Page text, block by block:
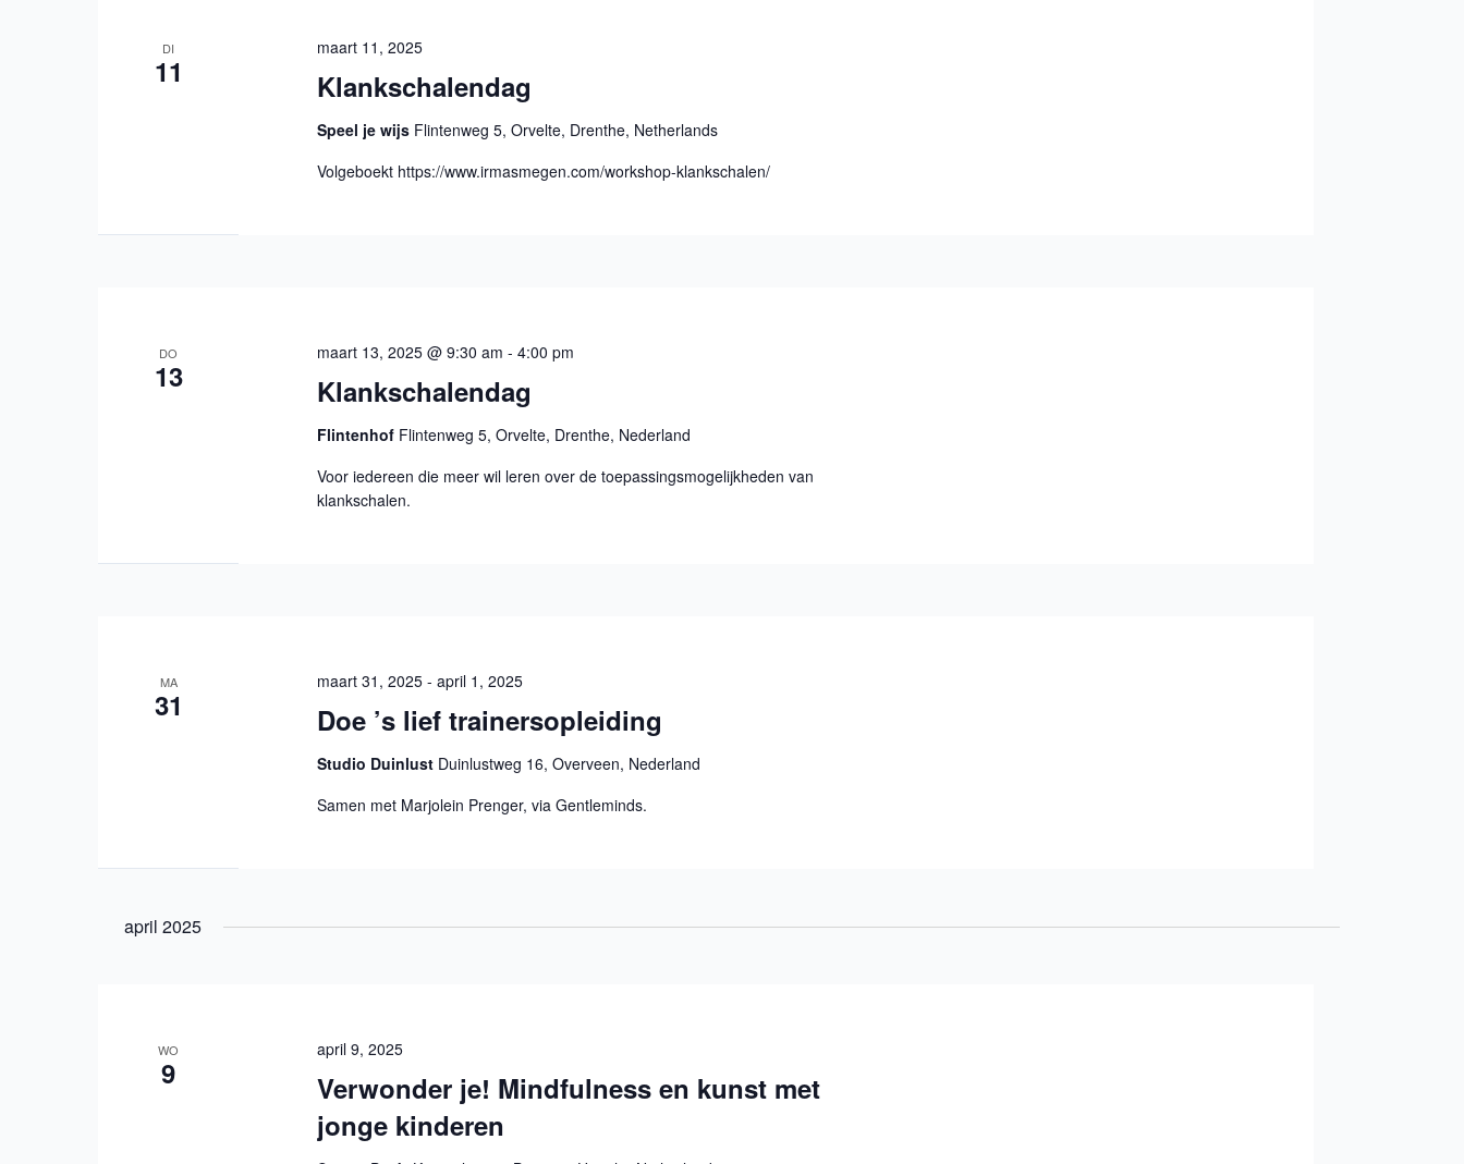
DI
11 Klankschalendag
maart 11, 2025
Speel je wijs Flintenweg 5, Orvelte, Drenthe, Netherlands
Volgeboekt https://www.irmasmegen.com/workshop-klankschalen/
DO
13 Klankschalendag
maart 13, 2025 @ 9:30 am -4:00 pm
Flintenhof Flintenweg 5, Orvelte, Drenthe, Nederland
Voor iedereen die meer wil leren over de toepassingsmogelijkheden van
klankschalen.
MA
31 Doe ’s lief trainersopleiding
maart 31, 2025 -april 1, 2025
Studio Duinlust Duinlustweg 16, Overveen, Nederland
Samen met Marjolein Prenger, via Gentleminds.
april 2025
WO
9
Verwonder je! Mindfulness en kunst met
jonge kinderen
april 9, 2025